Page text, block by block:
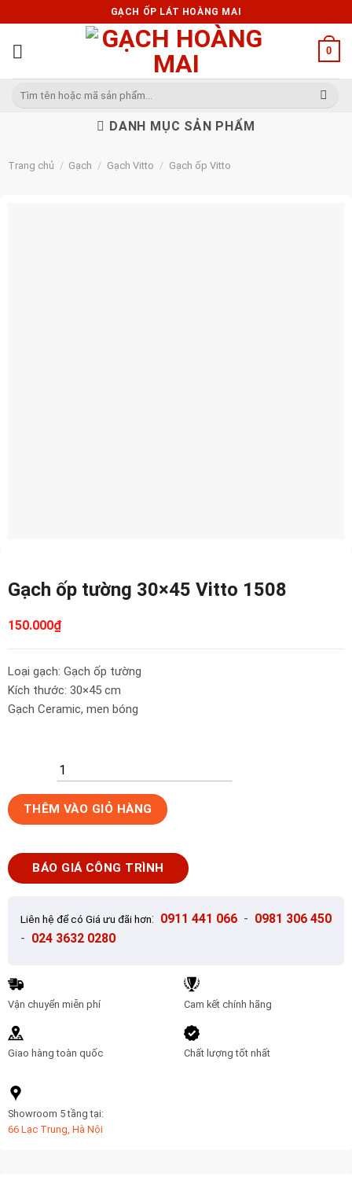
to
content
GẠCH ỐP LÁT HOÀNG MAI
0
Tìm
DANH MỤC SẢN PHẨM
Trang chủ / Gạch / Gạch Vitto / Gạch ốp Vitto
Gạch ốp tường 30×45 Vitto 1508
150.000₫
Loại gạch: Gạch ốp tường
Kích thước: 30×45 cm
Gạch Ceramic, men bóng
Gạch
ốp
30x45
Vitto
THÊM VÀO GIỎ HÀNG
BÁO GIÁ CÔNG TRÌNH
Liên hệ để có Giá ưu đãi hơn: 0911 441 066 - 0981 306 450
- 024 3632 0280
Vận chuyển miễn phí
Giao hàng toàn quốc
Cam kết chính hãng
Chất lượng tốt nhất
Showroom 5 tầng tại:
66 Lạc Trung, Hà Nội